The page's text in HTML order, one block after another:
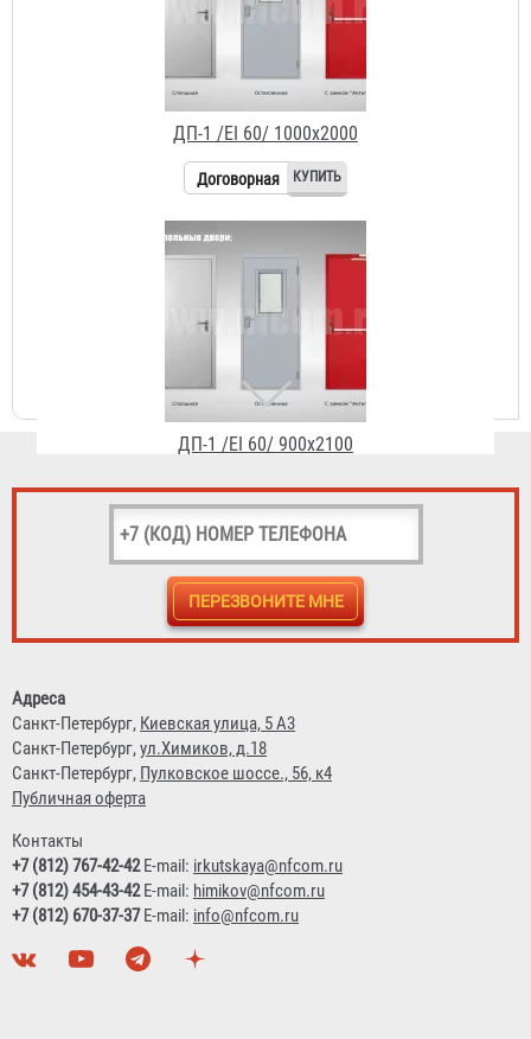
ДП-1 /EI 60/ 1000х2000
ДП-1 /EI 60/ 900х2100
ДП-1 /EI 60/ 900х2000
Адреса
Санкт-Петербург, Киевская улица, 5 А3
Санкт-Петербург,ул.Химиков, д.18
Санкт-Петербург, Пулковское шоссе., 56, к4
Публичная оферта
Контакты
+7 (812) 767-42-42E-mail: irkutskaya@nfcom.ru
+7 (812) 454-43-42E-mail: himikov@nfcom.ru
+7 (812) 670-37-37E-mail: info@nfcom.ru